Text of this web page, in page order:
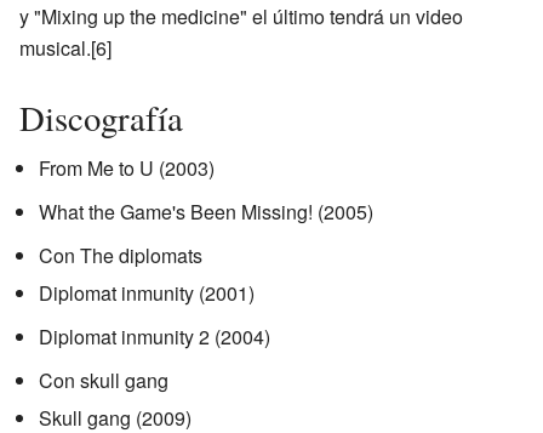
y "Mixing up the medicine" el último tendrá un video
musical.[6]
Discografía
From Me to U (2003)
What the Game's Been Missing! (2005)
Con The diplomats
Diplomat inmunity (2001)
Diplomat inmunity 2 (2004)
Con skull gang
Skull gang (2009)